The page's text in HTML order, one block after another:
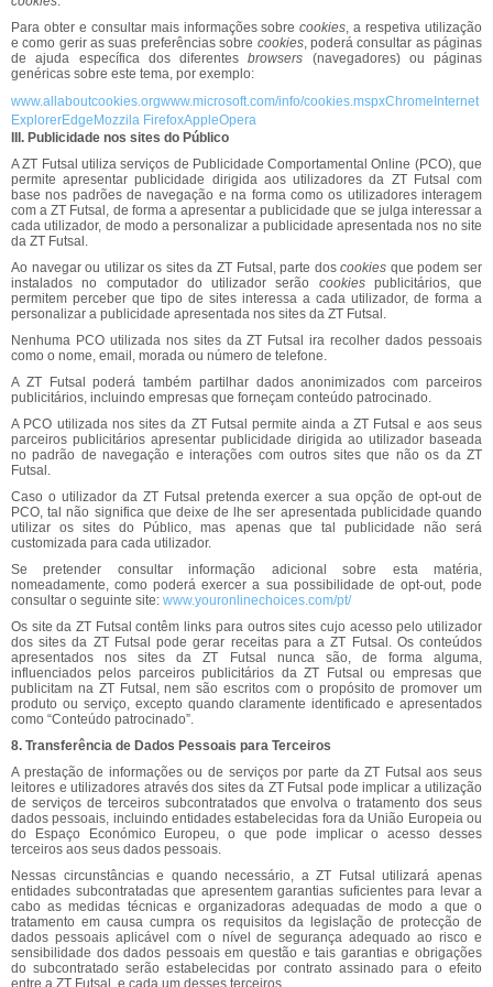
Para obter e consultar mais informações sobrecookies, a respetiva utilização
e como gerir as suas preferências sobre cookies, poderá consultar as páginas
de ajuda específica dos diferentesbrowsers (navegadores) ou páginas
genéricas sobre este tema, por exemplo:
www.allaboutcookies.orgwww.microsoft.com/info/cookies.mspxChrome Internet
ExplorerEdge Mozzila FirefoxAppleOpera
III. Publicidade nos sites do Público
A ZT Futsal utiliza serviços de Publicidade Comportamental Online (PCO), que
permite apresentar publicidade dirigida aos utilizadores da ZT Futsal com
base nos padrões de navegação e na forma como os utilizadores interagem
com a ZT Futsal, de forma a apresentar a publicidade que se julga interessar a
cada utilizador, de modo a personalizar a publicidade apresentada nos no site
da ZT Futsal.
Ao navegar ou utilizar os sites da ZT Futsal, parte doscookies que podem ser
instalados no computador do utilizador serão cookiespublicitários, que
permitem perceber que tipo de sites interessa a cada utilizador, de forma a
personalizar a publicidade apresentada nos sites da ZT Futsal.
Nenhuma PCO utilizada nos sites da ZT Futsal ira recolher dados pessoais
como o nome, email, morada ou número de telefone.
A ZT Futsal poderá também partilhar dados anonimizados com parceiros
publicitários, incluindo empresas que forneçam conteúdo patrocinado.
A PCO utilizada nos sites da ZT Futsal permite ainda a ZT Futsal e aos seus
parceiros publicitários apresentar publicidade dirigida ao utilizador baseada
no padrão de navegação e interações com outros sites que não os da ZT
Futsal.
Caso o utilizador da ZT Futsal pretenda exercer a sua opção de opt-out de
PCO, tal não significa que deixe de lhe ser apresentada publicidade quando
utilizar os sites do Público, mas apenas que tal publicidade não será
customizada para cada utilizador.
Se pretender consultar informação adicional sobre esta matéria,
nomeadamente, como poderá exercer a sua possibilidade de opt-out, pode
consultar o seguinte site: www.youronlinechoices.com/pt/
Os site da ZT Futsal contêm links para outros sites cujo acesso pelo utilizador
dos sites da ZT Futsal pode gerar receitas para a ZT Futsal. Os conteúdos
apresentados nos sites da ZT Futsal nunca são, de forma alguma,
influenciados pelos parceiros publicitários da ZT Futsal ou empresas que
publicitam na ZT Futsal, nem são escritos com o propósito de promover um
produto ou serviço, excepto quando claramente identificado e apresentados
como “Conteúdo patrocinado”.
8. Transferência de Dados Pessoais para Terceiros
A prestação de informações ou de serviços por parte da ZT Futsal aos seus
leitores e utilizadores através dos sites da ZT Futsal pode implicar a utilização
de serviços de terceiros subcontratados que envolva o tratamento dos seus
dados pessoais, incluindo entidades estabelecidas fora da União Europeia ou
do Espaço Económico Europeu, o que pode implicar o acesso desses
terceiros aos seus dados pessoais.
Nessas circunstâncias e quando necessário, a ZT Futsal utilizará apenas
entidades subcontratadas que apresentem garantias suficientes para levar a
cabo as medidas técnicas e organizadoras adequadas de modo a que o
tratamento em causa cumpra os requisitos da legislação de protecção de
dados pessoais aplicável com o nível de segurança adequado ao risco e
sensibilidade dos dados pessoais em questão e tais garantias e obrigações
do subcontratado serão estabelecidas por contrato assinado para o efeito
entre a ZT Futsal e cada um desses terceiros.